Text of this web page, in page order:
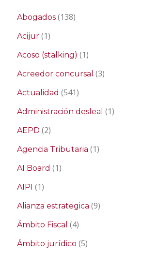
Abogados (138)
Acijur (1)
Acoso (stalking) (1)
Acreedor concursal (3)
Actualidad (541)
Administración desleal (1)
AEPD (2)
Agencia Tributaria (1)
AI Board (1)
AIPI (1)
Alianza estrategica (9)
Ámbito Fiscal (4)
Ámbito jurídico (5)